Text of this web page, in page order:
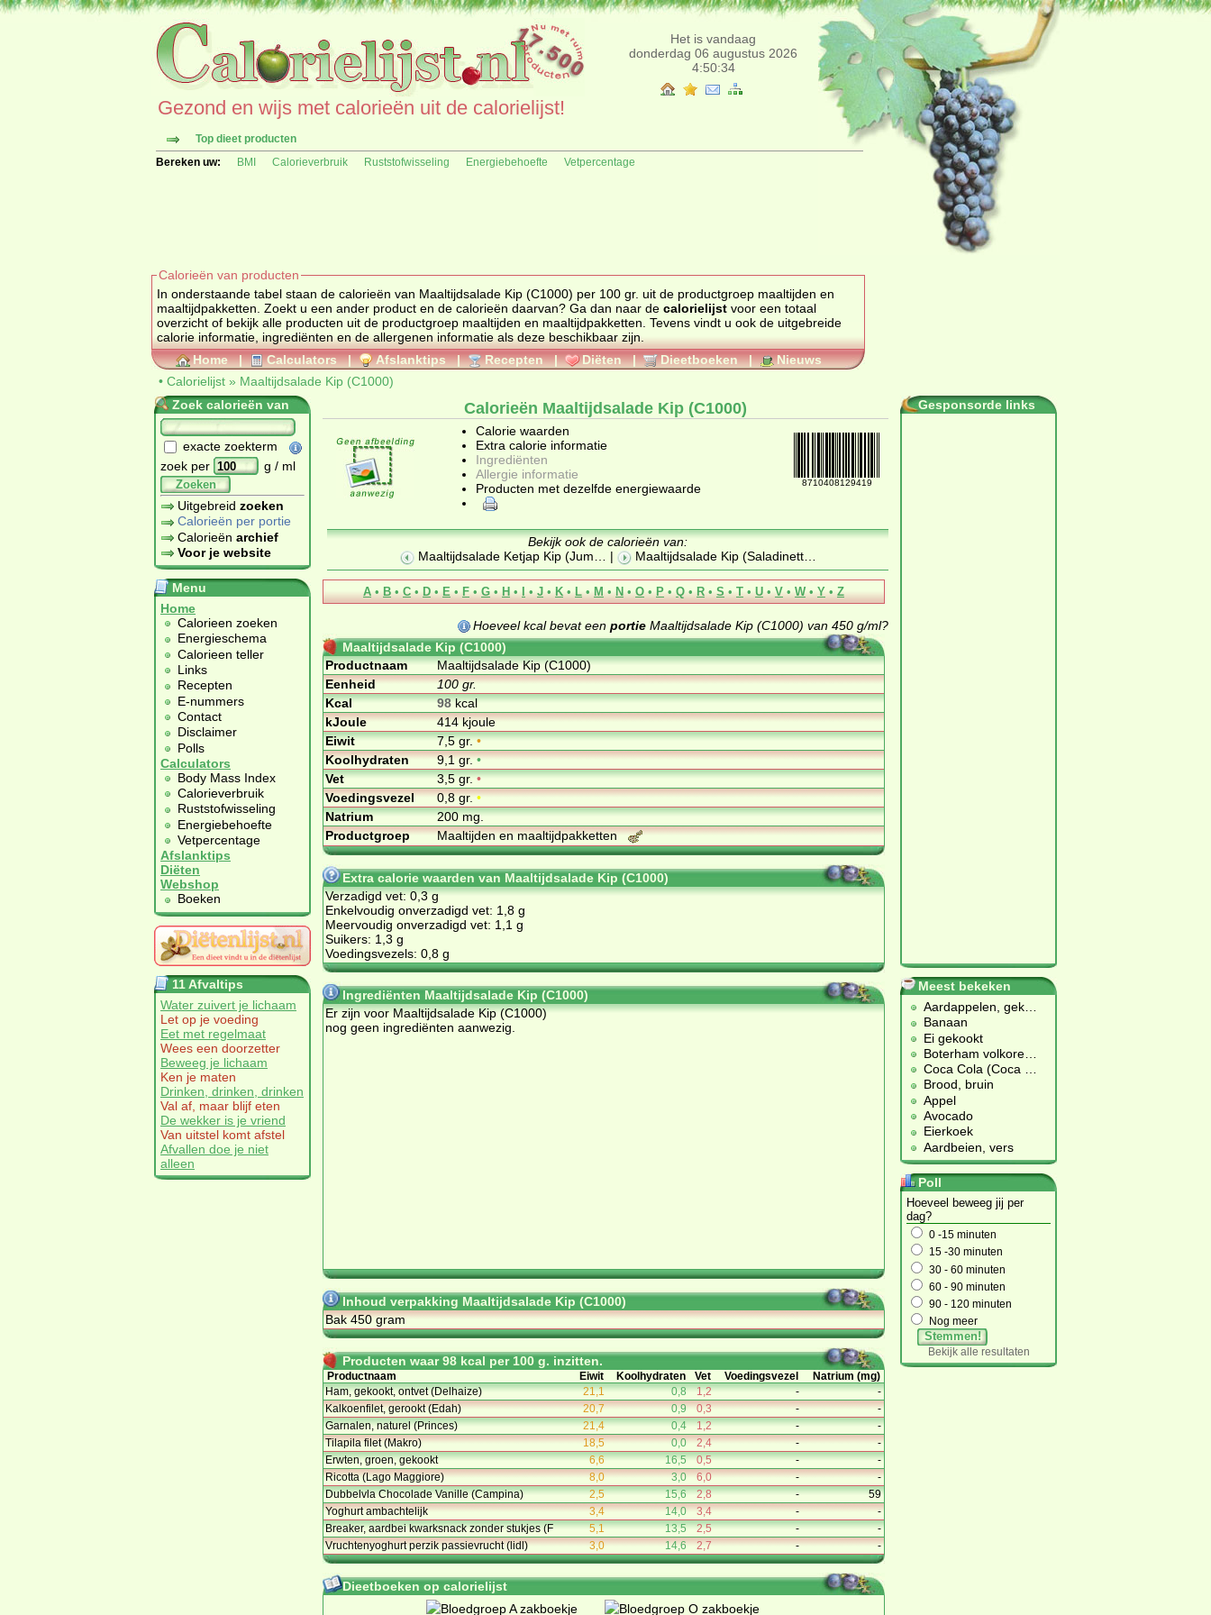
Het is vandaag
donderdag 06 augustus 2026
4:50:34
Gezond en wijs met calorieën uit de calorielijst!
Top dieet producten
Bereken uw:
BMI Calorieverbruik Ruststofwisseling Energiebehoefte Vetpercentage
Calorieën van producten
In onderstaande tabel staan de calorieën van Maaltijdsalade Kip (C1000) per 100 gr. uit de productgroep maaltijden en
maaltijdpakketten. Zoekt u een ander product en de calorieën daarvan? Ga dan naar de calorielijst voor een totaal
overzicht of bekijk alle producten uit de productgroep maaltijden en maaltijdpakketten
calorie informatie, ingrediënten en de allergenen informatie als deze beschikbaar zijn.
Home | Calculators | Afslanktips | Recepten | Diëten | Dieetboeken |
Nieuws
• Calorielijst » Maaltijdsalade Kip (C1000)
Zoek calorieën van
exacte zoekterm
zoek per
g / ml
Zoeken
Uitgebreid zoeken
Calorieën per portie
Calorieën archief
Voor je website
Menu
Home
Calorieen zoeken
Energieschema
Calorieen teller
Links
Recepten
E-nummers
Contact
Disclaimer
Polls
Calculators
Body Mass Index
Calorieverbruik
Ruststofwisseling
Energiebehoefte
Vetpercentage
Afslanktips
Diëten
Webshop
Boeken
11 Afvaltips
Water zuivert je lichaam
Let op je voeding
Eet met regelmaat
Wees een doorzetter
Beweeg je lichaam
Ken je maten
Drinken, drinken, drinken
Val af, maar blijf eten
De wekker is je vriend
Van uitstel komt afstel
Afvallen doe je niet
alleen
Calorieën Maaltijdsalade Kip (C1000)
8710408129419
Calorie waarden
Extra calorie informatie
Ingrediënten
Allergie informatie
Producten met dezelfde energiewaarde
Bekijk ook de calorieën van:
Maaltijdsalade Ketjap Kip (Jum… | Maaltijdsalade Kip (Saladinett…
A • B • C • D • E • F • G • H • I • J • K • L • M • N • O • P • Q • R • S • T • U • V • W • Y • Z
Hoeveel kcal bevat een portie Maaltijdsalade Kip (C1000) van 450 g/ml?
Maaltijdsalade Kip (C1000)
Productnaam
Maaltijdsalade Kip (C1000)
Eenheid
100 gr.
Kcal
98kcal
kJoule
414 kjoule
Eiwit
7,5 gr.•
Koolhydraten
9,1 gr.•
Vet
3,5 gr.•
Voedingsvezel
0,8 gr.•
Natrium
200 mg.
Productgroep
Maaltijden en maaltijdpakketten
Extra calorie waarden van Maaltijdsalade Kip (C1000)
Verzadigd vet: 0,3 g
Enkelvoudig onverzadigd vet: 1,8 g
Meervoudig onverzadigd vet: 1,1 g
Suikers: 1,3 g
Voedingsvezels: 0,8 g
Ingrediënten Maaltijdsalade Kip (C1000)
Er zijn voor Maaltijdsalade Kip (C1000)
nog geen ingrediënten aanwezig.
Inhoud verpakking Maaltijdsalade Kip (C1000)
Bak 450 gram
Producten waar 98 kcal per 100 g. inzitten.
Productnaam Eiwit Koolhydraten Vet Voedingsvezel
Natrium (mg)
Ham, gekookt, ontvet (Delhaize)
21,1 0,8 1,2 -
-
Kalkoenfilet, gerookt (Edah)
20,7 0,9 0,3 -
-
Garnalen, naturel (Princes)
21,4 0,4 1,2 -
-
Tilapila filet (Makro)
18,5 0,0 2,4 -
-
Erwten, groen, gekookt
6,6 16,5 0,5 -
-
Ricotta (Lago Maggiore)
8,0 3,0 6,0 -
-
Dubbelvla Chocolade Vanille (Campina)
2,5 15,6 2,8 -
59
Yoghurt ambachtelijk
3,4 14,0 3,4 -
-
Breaker, aardbei kwarksnack zonder stukjes (F
5,1 13,5 2,5 -
-
Vruchtenyoghurt perzik passievrucht (lidl)
3,0 14,6 2,7 - -
Dieetboeken op calorielijst
Gesponsorde links
Meest bekeken
Aardappelen, gek
Banaan
Ei gekookt
Boterham volkore
Coca Cola (Coca
Brood, bruin
Appel
Avocado
Eierkoek
Aardbeien, vers
Poll
Hoeveel beweeg jij per
dag?
0 -15 minuten
15 -30 minuten
30 - 60 minuten
60 - 90 minuten
90 - 120 minuten
Nog meer
Stemmen!
Bekijk alle resultaten